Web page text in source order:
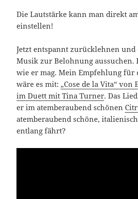
Die Lautstärke kann man direkt
einstellen!
Jetzt entspannt zurücklehnen und
Musik zur Belohnung aussuchen.
wie er mag. Mein Empfehlung für
wäre es mit: „Cose de la Vita“ von
im Duett mit Tina Turner. Das
er im atemberaubend schönen
atemberaubend schöne,
entlang fährt?